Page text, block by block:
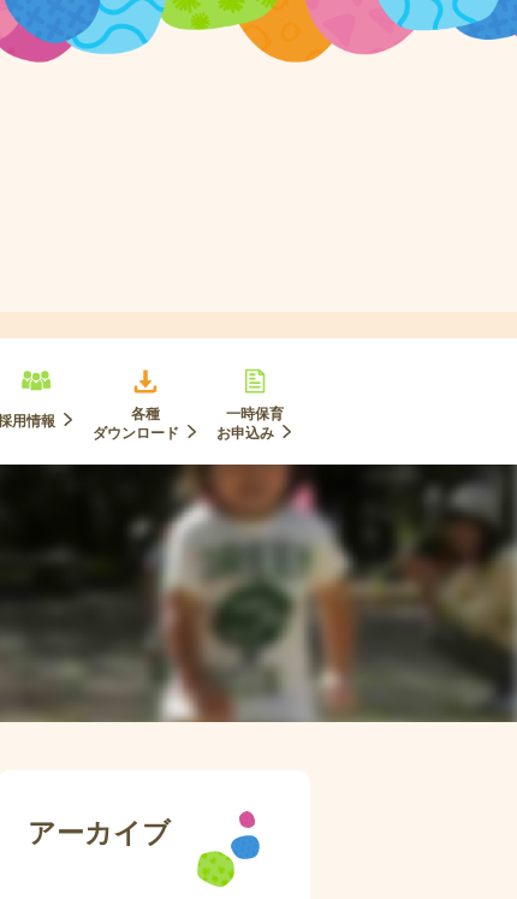
用情報
各種
ダウンロード
一時保育
お申込み
アーカイブ